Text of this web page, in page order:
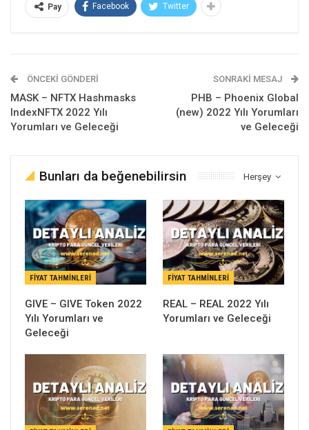
Pay Facebook Twitter
ÖNCEKI GÖNDERI
MASK – NFTX Hashmasks
IndexNFTX 2022 Yılı
Yorumları ve Geleceği
SONRAKI MESAJ
PHB – Phoenix Global
(new) 2022 Yılı Yorumları
ve Geleceği
Herşey
Bunları da beğenebilirsin
FIYAT TAHMINLERI
GIVE – GIVE Token 2022
Yılı Yorumları ve
Geleceği
FIYAT TAHMINLERI
REAL – REAL 2022 Yılı
Yorumları ve Geleceği